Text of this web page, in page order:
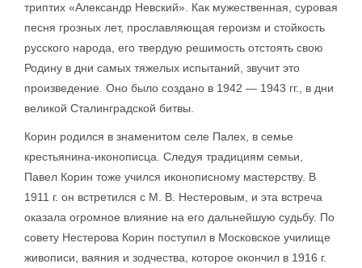
триптих «Александр Невский». Как мужественная, суровая
песня грозных лет, прославляющая героизм и стойкость
русского народа, его твердую решимость отстоять свою
Родину в дни самых тяжелых испытаний, звучит это
произведение. Оно было создано в 1942 — 1943 гг., в дни
великой Сталинградской битвы.
Корин родился в знаменитом селе Палех, в семье
крестьянина-иконописца. Следуя традициям семьи,
Павел Корин тоже учился иконописному мастерству. В
1911 г. он встретился с М. В. Нестеровым, и эта встреча
оказала огромное влияние на его дальнейшую судьбу. По
совету Нестерова Корин поступил в Московское училище
живописи, ваяния и зодчества, которое окончил в 1916 г.